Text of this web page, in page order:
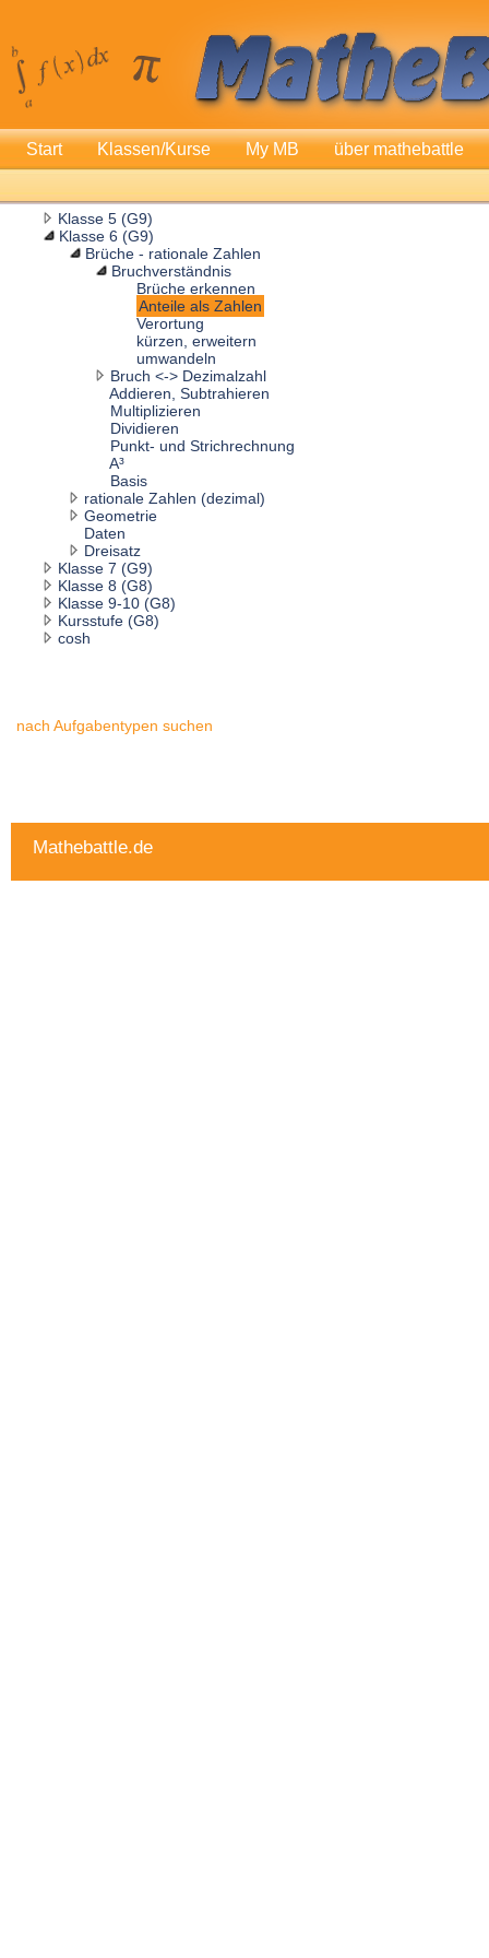
Start Klassen/Kurse My MB über mathebattle
Klasse 5 (G9)
Klasse 6 (G9)
Brüche - rationale Zahlen
Bruchverständnis
Brüche erkennen
Anteile als Zahlen
Verortung
kürzen, erweitern
umwandeln
Bruch <-> Dezimalzahl
Addieren, Subtrahieren
Multiplizieren
Dividieren
Punkt- und Strichrechnung
A³
Basis
rationale Zahlen (dezimal)
Geometrie
Daten
Dreisatz
Klasse 7 (G9)
Klasse 8 (G8)
Klasse 9-10 (G8)
Kursstufe (G8)
cosh
nach Aufgabentypen suchen
Mathebattle.de